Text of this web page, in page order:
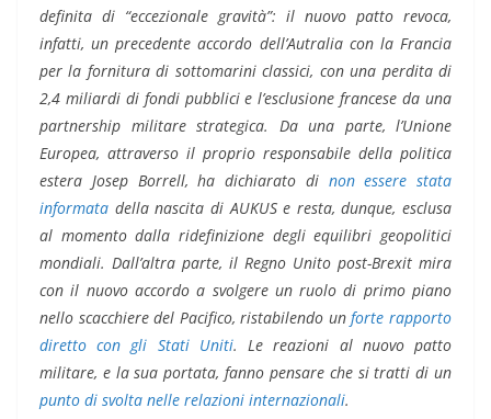
definita di “eccezionale gravità”: il nuovo patto revoca,
infatti, un precedente accordo dell’Autralia con la Francia
per la fornitura di sottomarini classici, con una perdita di
2,4 miliardi di fondi pubblici e l’esclusione francese da una
partnership militare strategica. Da una parte, l’Unione
Europea, attraverso il proprio responsabile della politica
estera Josep Borrell, ha dichiarato di non essere stata
informata della nascita di AUKUS e resta, dunque, esclusa
al momento dalla ridefinizione degli equilibri geopolitici
mondiali. Dall’altra parte, il Regno Unito post-Brexit mira
con il nuovo accordo a svolgere un ruolo di primo piano
nello scacchiere del Pacifico, ristabilendo unforte rapporto
diretto con gli Stati Uniti. Le reazioni al nuovo patto
militare, e la sua portata, fanno pensare che si tratti di un
punto di svolta nelle relazioni internazionali.